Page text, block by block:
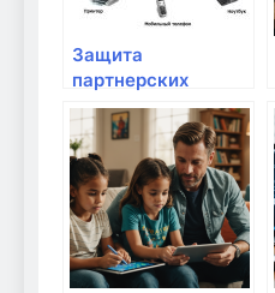
Защита
партнерских
домашних
устройств от
кибератак